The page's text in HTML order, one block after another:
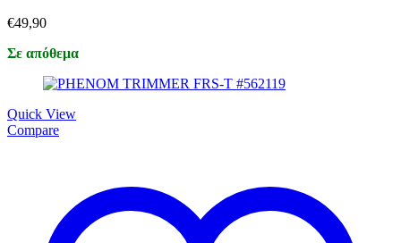
€49,90
Σε απόθεμα
Quick View
Compare